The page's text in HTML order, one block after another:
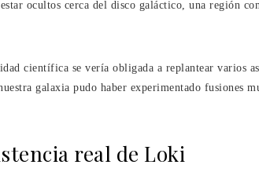
ocultos cerca del disco galáctico, una región
científica se vería obligada a replantear varios
galaxia pudo haber experimentado fusiones
real de Loki